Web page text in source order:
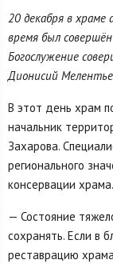
20 декабря в храме
время был совершён
Богослужение
Дионисий
В этот день храм
начальник
Захарова.
регионального
консервации храма.
— Состояние
сохранять. Если в
реставрацию